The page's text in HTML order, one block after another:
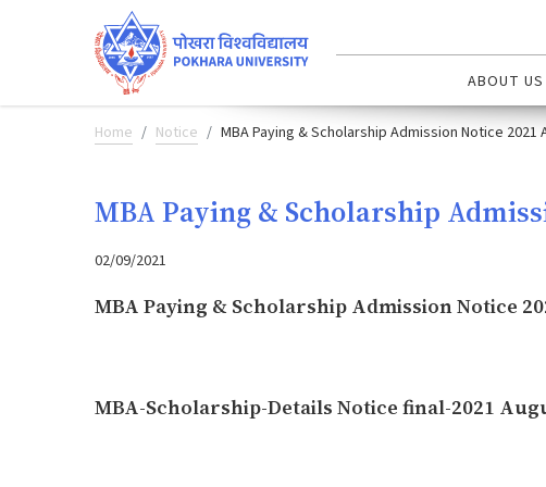
ABOUT US
Home Notice MBA Paying & Scholarship Admission Notice 2021
MBA Paying & Scholarship
02/09/2021
MBA Paying & Scholarship Admission Notice
MBA-Scholarship-Details Notice final-2021